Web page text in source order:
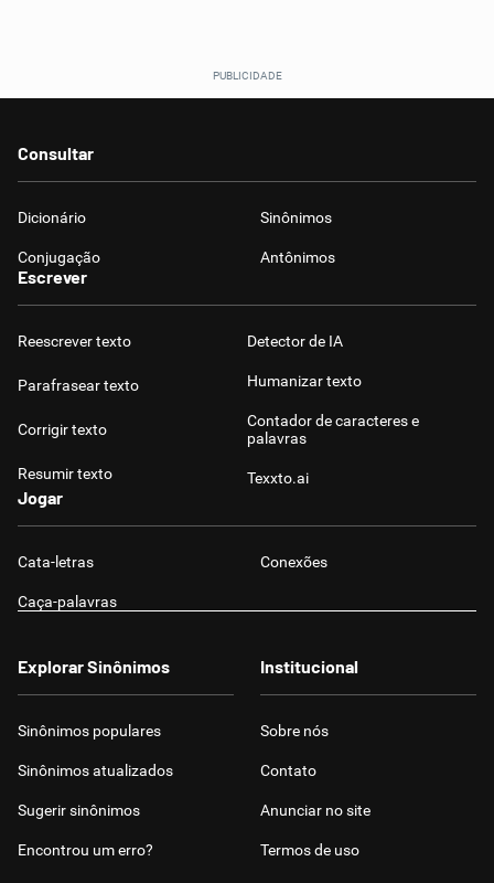
Consultar
Dicionário Sinônimos
Conjugação Antônimos
Escrever
Reescrever texto
Parafrasear texto
Corrigir texto
Resumir texto
Detector de IA
Humanizar texto
Contador de caracteres e
palavras
Texxto.ai
Jogar
Cata-letras Conexões
Caça-palavras
Explorar Sinônimos
Sinônimos populares
Sinônimos atualizados
Sugerir sinônimos
Encontrou um erro?
Institucional
Sobre nós
Contato
Anunciar no site
Termos de uso